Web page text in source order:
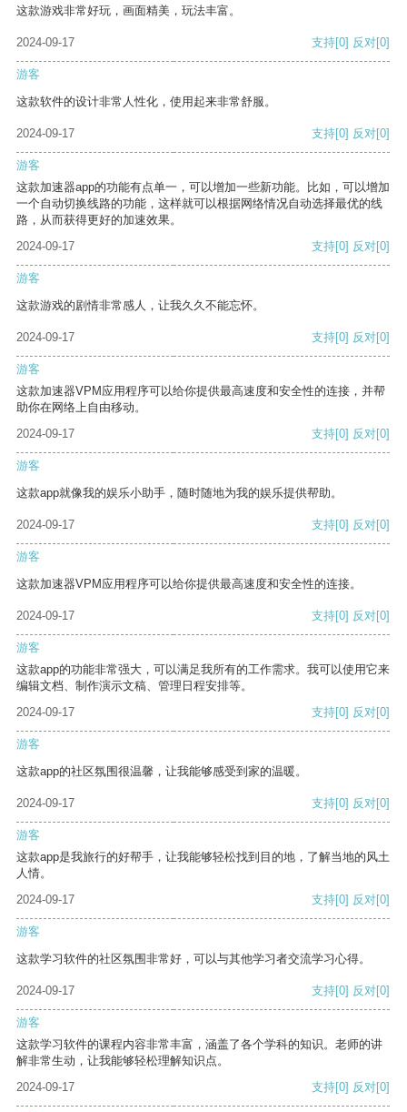
这款游戏非常好玩，画面精美，玩法丰富。
2024-09-17 支持[0] 反对[0]
游客
这款软件的设计非常人性化，使用起来非常舒服。
2024-09-17 支持[0] 反对[0]
游客
这款加速器app的功能有点单一，可以增加一些新功能。比如，可以增加
一个自动切换线路的功能，这样就可以根据网络情况自动选择最优的线
路，从而获得更好的加速效果。
2024-09-17
支持[0] 反对[0]
游客
这款游戏的剧情非常感人，让我久久不能忘怀。
2024-09-17 支持[0] 反对[0]
游客
这款加速器VPM应用程序可以给你提供最高速度和安全性的连接，并帮
助你在网络上自由移动。
2024-09-17
支持[0] 反对[0]
游客
这款app就像我的娱乐小助手，随时随地为我的娱乐提供帮助。
2024-09-17 支持[0] 反对[0]
游客
这款加速器VPM应用程序可以给你提供最高速度和安全性的连接。
2024-09-17 支持[0] 反对[0]
游客
这款app的功能非常强大，可以满足我所有的工作需求。我可以使用它来
编辑文档、制作演示文稿、管理日程安排等。
2024-09-17
支持[0] 反对[0]
游客
这款app的社区氛围很温馨，让我能够感受到家的温暖。
2024-09-17 支持[0] 反对[0]
游客
这款app是我旅行的好帮手，让我能够轻松找到目的地，了解当地的风土
人情。
2024-09-17
支持[0] 反对[0]
游客
这款学习软件的社区氛围非常好，可以与其他学习者交流学习心得。
2024-09-17 支持[0] 反对[0]
游客
这款学习软件的课程内容非常丰富，涵盖了各个学科的知识。老师的讲
解非常生动，让我能够轻松理解知识点。
2024-09-17
支持[0] 反对[0]